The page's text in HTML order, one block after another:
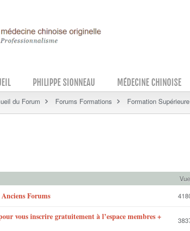
PHILIPPE SIONNEAU MÉDECINE CHINOISE
du Forum Forums Formations Formation
Forums
vous inscrire gratuitement à l’espace membres +